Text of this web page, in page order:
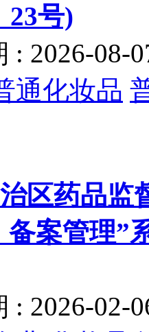
23号)
: 2026-08-
通化妆品
区药品监
备案管理
: 2026-02-